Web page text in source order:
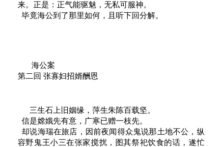
来。正是：正气能驱魅，无私可服神。
毕竟海公到了那里如何，且听下回分解。
海公案
第二回 张寡妇招婿酬恩
三生石上旧姻缘，萍生朱陈百载坚。
信是嫦娥先有意，广寒已赠一枝先。
却说海瑞在旅店，因前夜闻得众鬼说那土地不公，纵
容野鬼王小三在张家搅扰，图其祭祀饮食的话，遂忙